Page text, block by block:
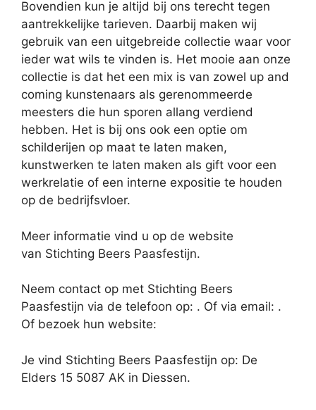
Bovendien kun je altijd bij ons terecht tegen
aantrekkelijke tarieven. Daarbij maken wij
gebruik van een uitgebreide collectie waar voor
ieder wat wils te vinden is. Het mooie aan onze
collectie is dat het een mix is van zowel up and
coming kunstenaars als gerenommeerde
meesters die hun sporen allang verdiend
hebben. Het is bij ons ook een optie om
schilderijen op maat te laten maken,
kunstwerken te laten maken als gift voor een
werkrelatie of een interne expositie te houden
op de bedrijfsvloer.
Meer informatie vind u op de website
van Stichting Beers Paasfestijn.
Neem contact op met Stichting Beers
Paasfestijn via de telefoon op: . Of via email: .
Of bezoek hun website:
Je vind Stichting Beers Paasfestijn op: De
Elders 15 5087 AK in Diessen.